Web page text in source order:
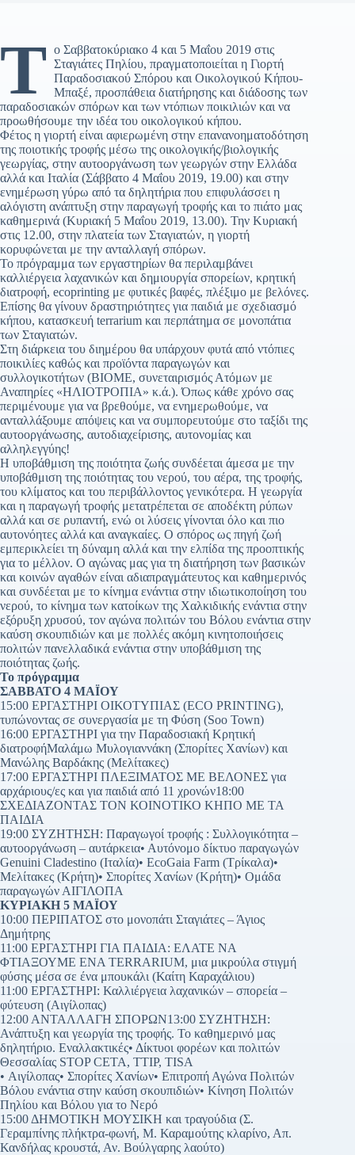
Τ ο Σαββατοκύριακο 4 και 5 Μαΐου 2019 στις
Σταγιάτες Πηλίου, πραγματοποιείται η Γιορτή
Παραδοσιακού Σπόρου και Οικολογικού Κήπου-
Μπαξέ, προσπάθεια διατήρησης και διάδοσης των
παραδοσιακών σπόρων και των ντόπιων ποικιλιών και να
προωθήσουμε την ιδέα του οικολογικού κήπου.
Φέτος η γιορτή είναι αφιερωμένη στην επανανοηματοδότηση
της ποιοτικής τροφής μέσω της οικολογικής/βιολογικής
γεωργίας, στην αυτοοργάνωση των γεωργών στην Ελλάδα
αλλά και Ιταλία (Σάββατο 4 Μαΐου 2019, 19.00) και στην
ενημέρωση γύρω από τα δηλητήρια που επιφυλάσσει η
αλόγιστη ανάπτυξη στην παραγωγή τροφής και το πιάτο μας
καθημερινά (Κυριακή 5 Μαΐου 2019, 13.00). Την Κυριακή
στις 12.00, στην πλατεία των Σταγιατών, η γιορτή
κορυφώνεται με την ανταλλαγή σπόρων.
Το πρόγραμμα των εργαστηρίων θα περιλαμβάνει
καλλιέργεια λαχανικών και δημιουργία σπορείων, κρητική
διατροφή, ecoprinting με φυτικές βαφές, πλέξιμο με βελόνες.
Επίσης θα γίνουν δραστηριότητες για παιδιά με σχεδιασμό
κήπου, κατασκευή terrarium και περπάτημα σε μονοπάτια
των Σταγιατών.
Στη διάρκεια του διημέρου θα υπάρχουν φυτά από ντόπιες
ποικιλίες καθώς και προϊόντα παραγωγών και
συλλογικοτήτων (ΒΙΟΜΕ, συνεταιρισμός Ατόμων με
Αναπηρίες «ΗΛΙΟΤΡΟΠΙΑ» κ.ά.). Όπως κάθε χρόνο σας
περιμένουμε για να βρεθούμε, να ενημερωθούμε, να
ανταλλάξουμε απόψεις και να συμπορευτούμε στο ταξίδι της
αυτοοργάνωσης, αυτοδιαχείρισης, αυτονομίας και
αλληλεγγύης!
Η υποβάθμιση της ποιότητα ζωής συνδέεται άμεσα με την
υποβάθμιση της ποιότητας του νερού, του αέρα, της τροφής,
του κλίματος και του περιβάλλοντος γενικότερα. Η γεωργία
και η παραγωγή τροφής μετατρέπεται σε αποδέκτη ρύπων
αλλά και σε ρυπαντή, ενώ οι λύσεις γίνονται όλο και πιο
αυτονόητες αλλά και αναγκαίες. Ο σπόρος ως πηγή ζωή
εμπερικλείει τη δύναμη αλλά και την ελπίδα της προοπτικής
για το μέλλον. Ο αγώνας μας για τη διατήρηση των βασικών
και κοινών αγαθών είναι αδιαπραγμάτευτος και καθημερινός
και συνδέεται με το κίνημα ενάντια στην ιδιωτικοποίηση του
νερού, το κίνημα των κατοίκων της Χαλκιδικής ενάντια στην
εξόρυξη χρυσού, τον αγώνα πολιτών του Βόλου ενάντια στην
καύση σκουπιδιών και με πολλές ακόμη κινητοποιήσεις
πολιτών πανελλαδικά ενάντια στην υποβάθμιση της
ποιότητας ζωής.
Το πρόγραμμα
ΣΑΒΒΑΤΟ 4 ΜΑΪΟΥ
15:00 ΕΡΓΑΣΤΗΡΙ ΟΙΚΟΤΥΠΙΑΣ (ECO PRINTING),
τυπώνοντας σε συνεργασία με τη Φύση (Soo Town)
16:00 ΕΡΓΑΣΤΗΡΙ για την Παραδοσιακή Κρητική
διατροφήΜαλάμω Μυλογιαννάκη (Σπορίτες Χανίων) και
Μανώλης Βαρδάκης (Μελίτακες)
17:00 ΕΡΓΑΣΤΗΡΙ ΠΛΕΞΙΜΑΤΟΣ ΜΕ ΒΕΛΟΝΕΣ για
αρχάριους/ες και για παιδιά από 11 χρονών18:00
ΣΧΕΔΙΑΖΟΝΤΑΣ ΤΟΝ ΚΟΙΝΟΤΙΚΟ ΚΗΠΟ ΜΕ ΤΑ
ΠΑΙΔΙΑ
19:00 ΣΥΖΗΤΗΣΗ: Παραγωγοί τροφής : Συλλογικότητα –
αυτοοργάνωση – αυτάρκεια• Αυτόνομο δίκτυο παραγωγών
Genuini Cladestino (Ιταλία)• EcoGaia Farm (Τρίκαλα)•
Μελίτακες (Κρήτη)• Σπορίτες Χανίων (Κρήτη)• Ομάδα
παραγωγών ΑΙΓΙΛΟΠΑ
ΚΥΡΙΑΚΗ 5 ΜΑΪΟΥ
10:00 ΠΕΡΙΠΑΤΟΣ στο μονοπάτι Σταγιάτες – Άγιος
Δημήτρης
11:00 ΕΡΓΑΣΤΗΡΙ ΓΙΑ ΠΑΙΔΙΑ: ΕΛΑΤΕ ΝΑ
ΦΤΙΑΞΟΥΜΕ ΕΝΑ TERRARIUM, μια μικρούλα στιγμή
φύσης μέσα σε ένα μπουκάλι (Καίτη Καραχάλιου)
11:00 ΕΡΓΑΣΤΗΡΙ: Καλλιέργεια λαχανικών – σπορεία –
φύτευση (Αιγίλοπας)
12:00 ΑΝΤΑΛΛΑΓΗ ΣΠΟΡΩΝ13:00 ΣΥΖΗΤΗΣΗ:
Ανάπτυξη και γεωργία της τροφής. Το καθημερινό μας
δηλητήριο. Εναλλακτικές• Δίκτυοι φορέων και πολιτών
Θεσσαλίας STOP CETA, TTIP, TISA
• Αιγίλοπας• Σπορίτες Χανίων• Επιτροπή Αγώνα Πολιτών
Βόλου ενάντια στην καύση σκουπιδιών• Κίνηση Πολιτών
Πηλίου και Βόλου για το Νερό
15:00 ΔΗΜΟΤΙΚΗ ΜΟΥΣΙΚΗ και τραγούδια (Σ.
Γεραμπίνης πλήκτρα-φωνή, Μ. Καραμούτης κλαρίνο, Απ.
Κανδήλας κρουστά, Αν. Βούλγαρης λαούτο)